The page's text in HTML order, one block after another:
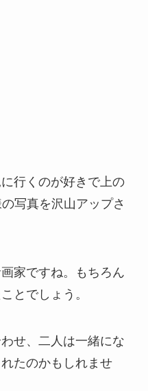
行くのが好きで上の
写真を沢山アップさ
家ですね。もちろん
とでしょう。
せ、二人は一緒にな
たのかもしれませ